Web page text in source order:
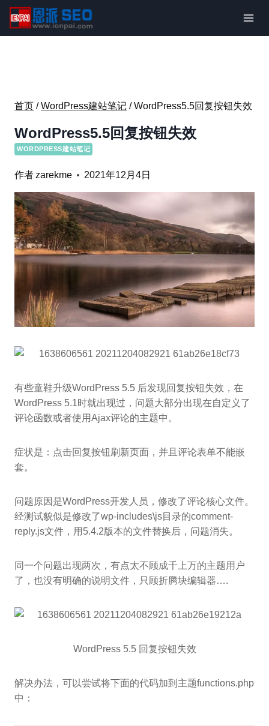
内
首页 / WordPress建站笔记 / WordPress5.5回复按钮失效
WordPress5.5回复按钮失效
WORDPRESS建站笔记
作者zarekme 2021年12月4日
有些童鞋升级WordPress 5.5 后发现回复按钮失效，在
WordPress 5.1时就出现过，问题大部分出现在自定义了
评论函数或者使用Ajax评论的主题中。
症状是：点击回复按钮刷新页面，并且评论表单不能嵌
套。
问题原因是WordPress开发人员，修改了评论核心文件。
经测试貌似是修改了wp-includes\js目录的comment-
reply.js文件，用5.4.2版本的文件替换后，问题消失。
同一个问题出现两次，有点太不顾成千上万的主题用户
了，也没有明确的说明文件，只顾折腾块编辑器….
WordPress 5.5 回复按钮失效
解决办法，可以尝试将下面的代码加到主题functions.php
中：